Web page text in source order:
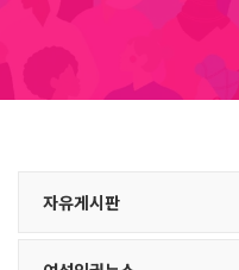
자유게시판